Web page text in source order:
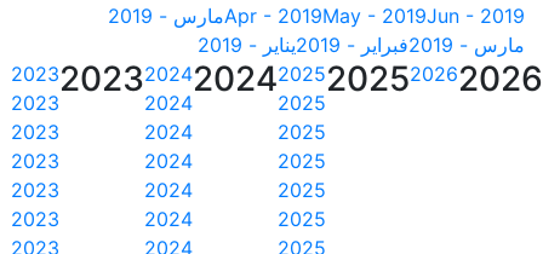
Jun - 2019
May - 2019
Apr - 2019مارس - 2019
مارس - 2019
فبراير - 2019 يناير - 2019
2026
2026
2025
2025
2025
2025
2025
2025
2025
2025
2024
2024
2024
2024
2024
2024
2024
2024
2023
2023
2023
2023
2023
2023
2023
2023